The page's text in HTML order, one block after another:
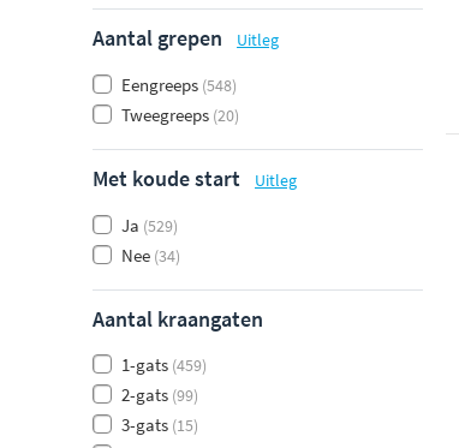
Aantal grepen Uitleg
Eengreeps (548)
Tweegreeps (20)
Met koude start Uitleg
Ja (529)
Nee (34)
Aantal kraangaten
1-gats (459)
2-gats (99)
3-gats (15)